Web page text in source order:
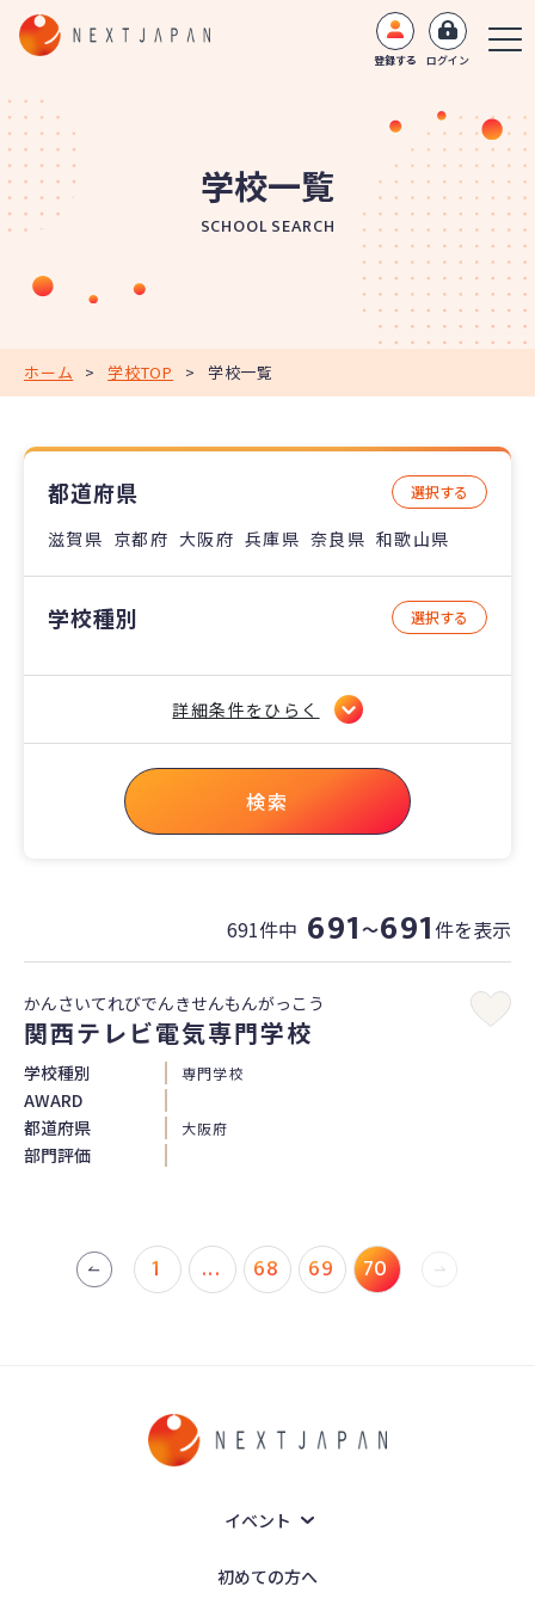
登録する ログイン
学校一覧
SCHOOL SEARCH
ホーム > 学校TOP > 学校一覧
都道府県 選択する
滋賀県 京都府 大阪府 兵庫県 奈良県 和歌山県
学校種別 選択する
詳細条件をひらく
検索
691件中 691〜691件を表示
かんさいてれびでんきせんもんがっこう
関西テレビ電気専門学校
学校種別 専門学校
AWARD
都道府県
大阪府
部門評価
1 ... 68 69 70
イベント
初めての方へ